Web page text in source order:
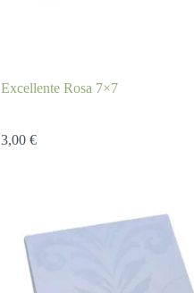
Excellente Rosa 7×7
3,00 €